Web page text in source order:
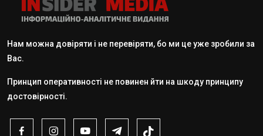
Нам можна довіряти і не перевіряти, бо ми це уже зробили за
Вас.
Принцип оперативності не повинен йти на шкоду принципу
достовірності.